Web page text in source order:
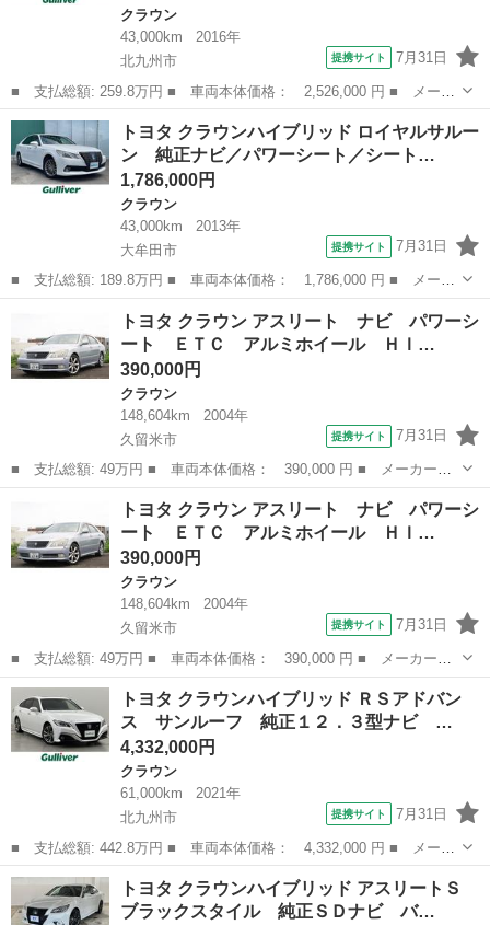
クラウン
43,000km
2016年
北九州市
提携サイト 7月31日
■ 支払総額: 259.8万円 ■ 車両本体価格： 2,526,000 円 ■ メーカ
ー名： トヨタ ■ 車種名： クラウンハイブリッド ■ グレード
名： アスリートＳ Ｊ－フロンティア 純正ナビ ＥＴＣ バック
カメラ レ...
福岡 北九州市 クラウン
トヨタ クラウンハイブリッド ロイヤルサルー
ン 純正ナビ／パワーシート／シート…
1,786,000円
クラウン
43,000km
2013年
大牟田市
提携サイト 7月31日
■ 支払総額: 189.8万円 ■ 車両本体価格： 1,786,000 円 ■ メーカ
ー名： トヨタ ■ 車種名： クラウンハイブリッド ■ グレード
名： ロイヤルサルーン 純正ナビ／パワーシート／シートヒーター
Ｄ・Ｎ席／...
大牟田市 クラウン
トヨタ クラウン アスリート ナビ パワーシ
ート ＥＴＣ アルミホイール ＨＩ…
390,000円
クラウン
148,604km
2004年
久留米市
提携サイト 7月31日
■ 支払総額: 49万円 ■ 車両本体価格： 390,000 円 ■ メーカー
名： トヨタ ■ 車種名： クラウン ■ グレード名： アスリー
ト ナビ パワーシート ＥＴＣ アルミホイール ＨＩＤヘッドラ
ンプ ■ 排気量：...
久留米市 クラウン
トヨタ クラウン アスリート ナビ パワーシ
ート ＥＴＣ アルミホイール ＨＩ…
390,000円
クラウン
148,604km
2004年
久留米市
提携サイト 7月31日
■ 支払総額: 49万円 ■ 車両本体価格： 390,000 円 ■ メーカー
名： トヨタ ■ 車種名： クラウン ■ グレード名： アスリー
ト ナビ パワーシート ＥＴＣ アルミホイール ＨＩＤヘッドラ
ンプ ■ 排気量：...
福岡 久留米市 クラウン
トヨタ クラウンハイブリッド ＲＳアドバン
ス サンルーフ 純正１２．３型ナビ …
4,332,000円
クラウン
61,000km
2021年
北九州市
提携サイト 7月31日
■ 支払総額: 442.8万円 ■ 車両本体価格： 4,332,000 円 ■ メーカ
ー名： トヨタ ■ 車種名： クラウンハイブリッド ■ グレード
名： ＲＳアドバンス サンルーフ 純正１２．３型ナビ 全方位カ
メラ デジ...
福岡 北九州市 クラウン
トヨタ クラウンハイブリッド アスリートＳ
ブラックスタイル 純正ＳＤナビ バ…